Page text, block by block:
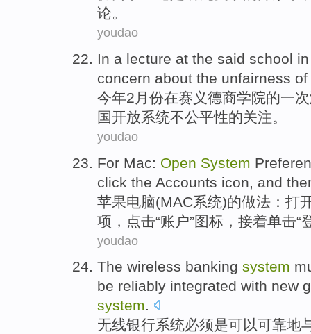
论。
youdao
In a lecture at the said school
concern about the unfairness of
今年2 月份在赛义德商学院的一次
国开放系统不公平性的关注。
youdao
For Mac: Open System
click the Accounts icon
and
苹果电脑(MAC系统)的做法： 打
项 ， 点击“账户”图标 ， 接着单击“
youdao
The wireless banking system
be reliably integrated with new
system.
无线银行系统必须是可以可靠地